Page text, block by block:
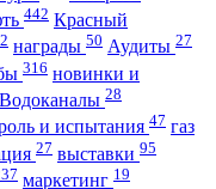
442 Красный
награды 50 Аудиты 27
316 новинки и
Водоканалы 28
и испытания 47 газ
27 выставки 95
маркетинг 19